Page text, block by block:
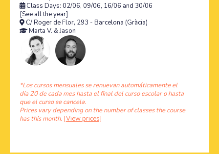
Class Days: 02/06, 09/06, 16/06 and 30/06
[See all the year]
C/ Roger de Flor, 293 - Barcelona (Gràcia)
Marta V. &Jason
*Los cursos mensuales se renuevan automáticamente el
día 20 de cada mes hasta el final del curso escolar o hasta
que el curso se cancela.
Prices vary depending on the number of classes the course
has this month. [View prices]